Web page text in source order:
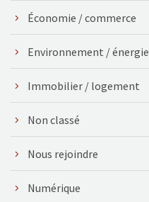
Économie / commerce
Environnement / énergie
Immobilier / logement
Non classé
Nous rejoindre
Numérique